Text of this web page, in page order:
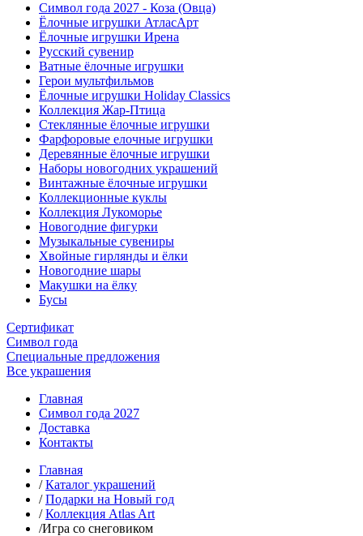
Символ года 2027 - Коза (Овца)
Ёлочные игрушки АтласАрт
Ёлочные игрушки Ирена
Русский сувенир
Ватные ёлочные игрушки
Герои мультфильмов
Ёлочные игрушки Holiday Classics
Коллекция Жар-Птица
Стеклянные ёлочные игрушки
Фарфоровые елочные игрушки
Деревянные ёлочные игрушки
Наборы новогодних украшений
Винтажные ёлочные игрушки
Коллекционные куклы
Коллекция Лукоморье
Новогодние фигурки
Музыкальные сувениры
Хвойные гирлянды и ёлки
Новогодние шары
Макушки на ёлку
Бусы
Сертификат
Символ года
Специальные предложения
Все украшения
Главная
Символ года 2027
Доставка
Контакты
Главная
/Каталог украшений
/Подарки на Новый год
/Коллекция Atlas Art
/Игра со снеговиком